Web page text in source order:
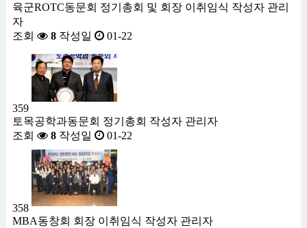
육군ROTC동문회 정기총회 및 회장 이취임식 작성자 관리
자
조회
8 작성일 01-22
359
토목공학과동문회 정기총회 작성자 관리자
조회
8 작성일 01-22
358
MBA동창회 회장 이취임식 작성자 관리자